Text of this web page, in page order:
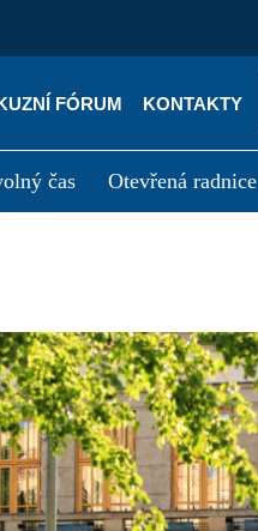
FÓRUM KONTAKTY
čas Otevřená radnice